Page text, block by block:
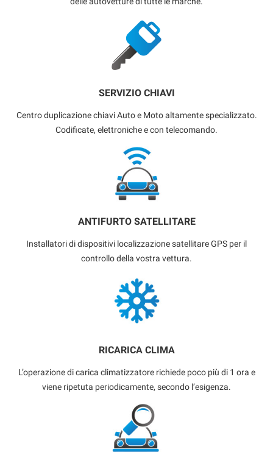
SERVIZIO CHIAVI
Centro duplicazione chiavi Auto e Moto altamente specializzato.
Codificate, elettroniche e con telecomando.
ANTIFURTO SATELLITARE
Installatori di dispositivi localizzazione satellitare GPS per il
controllo della vostra vettura.
RICARICA CLIMA
L’operazione di carica climatizzatore richiede poco più di 1 ora e
viene ripetuta periodicamente, secondo l’esigenza.